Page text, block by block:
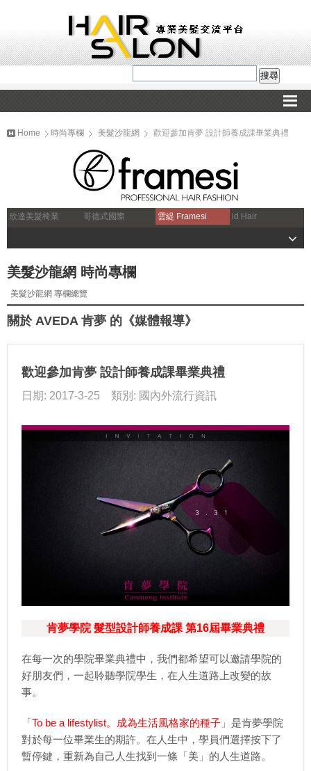
Home 時尚專欄 美髮沙龍網 歡迎參加肯夢 設計師養成課畢業典禮
欣達美髮椅業 哥德式國際 雲緹 Framesi id Hair
美髮沙龍網 時尚專欄
美髮沙龍網 專欄總覽
關於 AVEDA 肯夢 的《媒體報導》
歡迎參加肯夢 設計師養成課畢業典禮
日期: 2017-3-25 類別: 國內外流行資訊
肯夢學院 髮型設計師養成課 第16屆畢業典禮
在每一次的學院畢業典禮中，我們都希望可以邀請學院的
好朋友們，一起聆聽學院學生，在人生道路上改變的故
事。
「To be a lifestylist。成為生活風格家的種子 」是肯夢學院
對於每一位畢業生的期許。在人生中，學員們選擇按下了
暫停鍵，重新為自己人生找到一條「美」的人生道路。